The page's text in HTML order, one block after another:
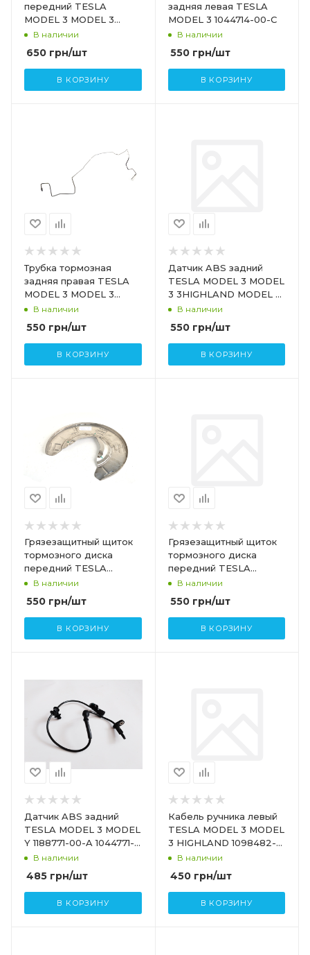
передний TESLA
MODEL 3 MODEL 3
HIGHLAND 1044611-00-D
В наличии
650 грн/шт
В КОРЗИНУ
задняя левая TESLA
MODEL 3 1044714-00-C
В наличии
550грн/шт
В КОРЗИНУ
Трубка тормозная
задняя правая TESLA
MODEL 3 MODEL 3
HIGHLAND 1044715-00-C
В наличии
550 грн/шт
В КОРЗИНУ
Датчик ABS задний
TESLA MODEL 3 MODEL
3 3HIGHLAND MODEL Y
1188771-00-A 1044771-00-
В наличии
550грн/шт
В КОРЗИНУ
Грязезащитный щиток
тормозного диска
передний TESLA
MODEL 3 MODEL Y
1044662-00-B
В наличии
550 грн/шт
В КОРЗИНУ
Грязезащитный щиток
тормозного диска
передний TESLA
MODEL 3 1044661-00-C
В наличии
550грн/шт
В КОРЗИНУ
Датчик ABS задний
TESLA MODEL 3 MODEL
Y 1188771-00-A 1044771-
00-D
В наличии
485 грн/шт
В КОРЗИНУ
Кабель ручника левый
TESLA MODEL 3 MODEL
3 HIGHLAND 1098482-
00-F 1044781-00-А
В наличии
450грн/шт
В КОРЗИНУ